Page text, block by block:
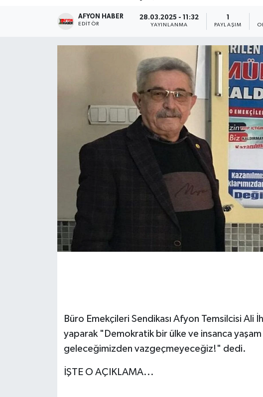
AFYON HABER
EDITÖR
28.03.2025 - 11:32
YAYINLANMA PAYLAŞIM
Büro Emekçileri Sendikası Afyon Temsilcisi Ali
yaparak "Demokratik bir ülke ve insanca yaşam
geleceğimizden vazgeçmeyeceğiz!" dedi.
İŞTE O AÇIKLAMA...
Magazin